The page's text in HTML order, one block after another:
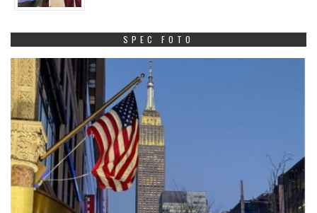
SPEC FOTO